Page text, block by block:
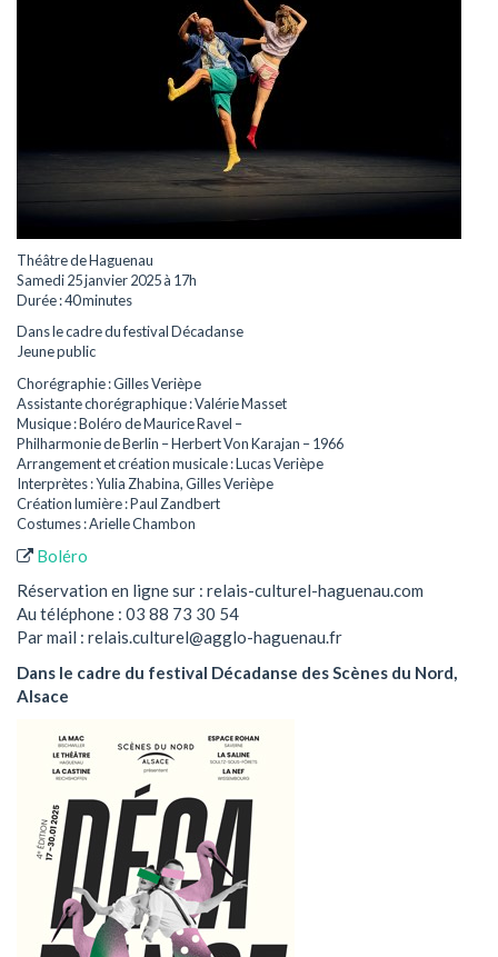
Théâtre de Haguenau
Samedi 25 janvier 2025 à 17h
Durée : 40 minutes
Dans le cadre du festival Décadanse
Jeune public
Chorégraphie : Gilles Verièpe
Assistante chorégraphique : Valérie Masset
Musique : Boléro de Maurice Ravel –
Philharmonie de Berlin – Herbert Von Karajan – 1966
Arrangement et création musicale : Lucas Verièpe
Interprètes : Yulia Zhabina, Gilles Verièpe
Création lumière : Paul Zandbert
Costumes : Arielle Chambon
Boléro
Réservation en ligne sur : relais-culturel-haguenau.com
Au téléphone : 03 88 73 30 54
Par mail : relais.culturel@agglo-haguenau.fr
Dans le cadre du festival Décadanse des Scènes du Nord,
Alsace